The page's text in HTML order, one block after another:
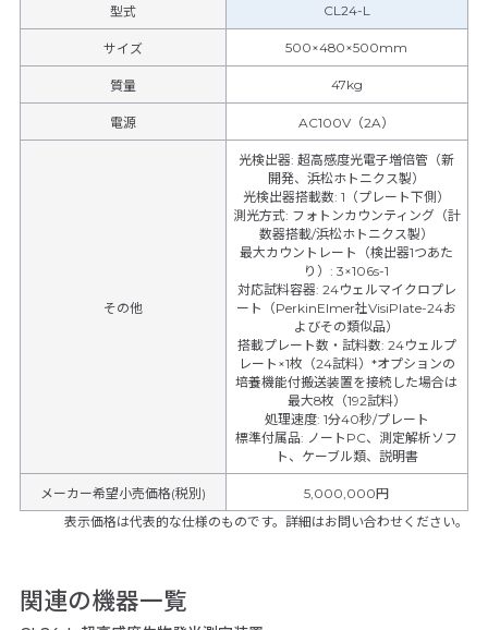
型式 CL24-L
サイズ 500×480×500mm
質量 47kg
電源 AC100V（2A）
その他
光検出器:超高感度光電子増倍管（新
開発、浜松ホトニクス製）
光検出器搭載数:1（プレート下側）
測光方式: フォトンカウンティング（計
数器搭載/浜松ホトニクス製）
最大カウントレート（検出器1つあた
り）:3×106s-1
対応試料容器: 24ウェルマイクロプレ
ート（PerkinElmer社VisiPlate-24お
よびその類似品）
搭載プレート数・試料数: 24ウェルプ
レート×1枚（24試料）*オプションの
培養機能付搬送装置を接続した場合は
最大8枚（192試料）
処理速度: 1分40秒/プレート
標準付属品: ノートPC、測定解析ソフ
ト、ケーブル類、説明書
メーカー希望小売価格(税別)
5,000,000円
表示価格は代表的な仕様のものです。詳細はお問い合わせください。
関連の機器一覧